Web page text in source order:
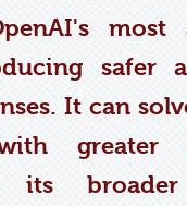
most
safer
It can
greater
broader